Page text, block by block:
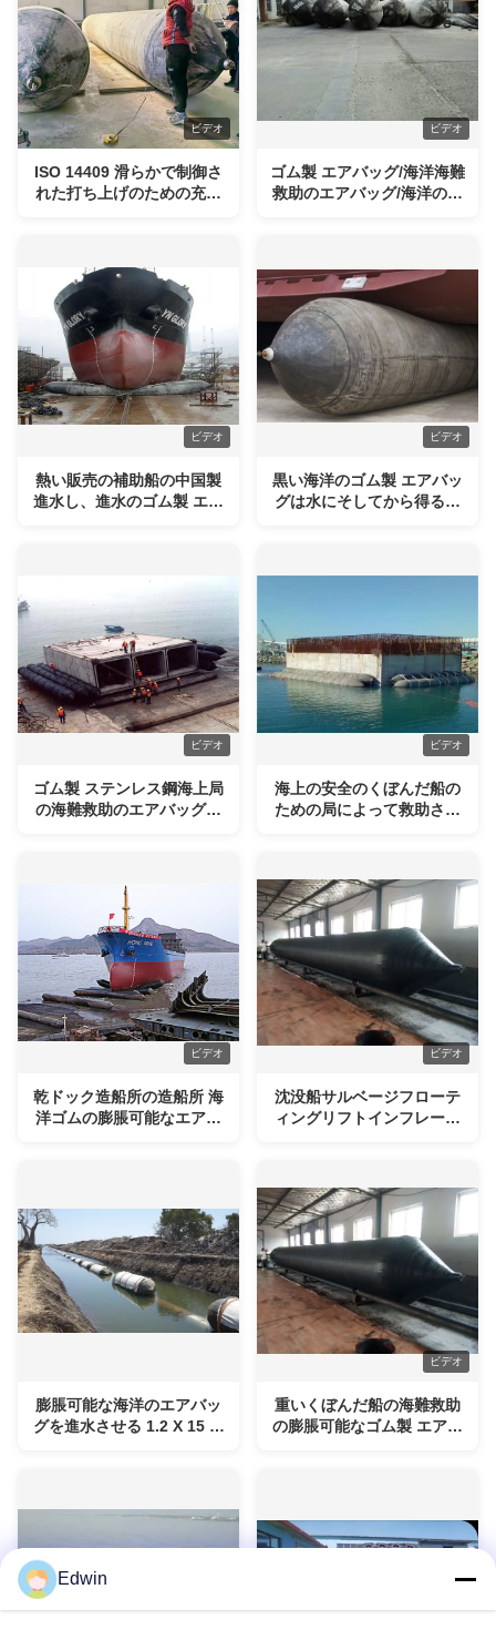
ビデオ
ISO 14409 滑らかで制御さ
れた打ち上げのための充気
ビデオ
ゴム製 エアバッグ/海洋海難
救助のエアバッグ/海洋のゴ
ビデオ
熱い販売の補助船の中国製
進水し、進水のゴム製 エア
ビデオ
黒い海洋のゴム製 エアバッ
グは水にそしてから得るボ
ビデオ
ゴム製 ステンレス鋼海上局
の海難救助のエアバッグは
ビデオ
海上の安全のくぼんだ船の
ための局によって救助され
ビデオ
乾ドック造船所の造船所 海
洋ゴムの膨脹可能なエアバ
ビデオ
沈没船サルベージフローテ
ィングリフトインフレータ
膨脹可能な海洋のエアバッ
グを進水させる 1.2 X 15 の
ビデオ
重いくぼんだ船の海難救助
の膨脹可能なゴム製 エアバ
Edwin